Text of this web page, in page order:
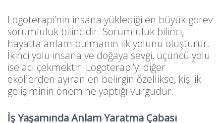
Logoterapi’nin insana yüklediği en büyük görev
sorumluluk bilincidir. Sorumluluk bilinci,
hayatta anlam bulmanın ilk yolunu oluşturur.
İkinci yolu insana ve doğaya sevgi, üçüncü yolu
ise acı çekmektir. Logoterapi’yi diğer
ekollerden ayıran en belirgin özellikse, kişilik
gelişiminin önemine yaptığı vurgudur.
İş Yaşamında Anlam Yaratma Çabası